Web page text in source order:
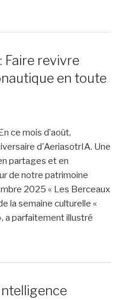
Faire revivre
en toute
ce mois d’août,
d'AeriasotrIA. Une
partages et en
de notre patrimoine
2025 « Les Berceaux
la semaine culturelle «
a parfaitement illustré